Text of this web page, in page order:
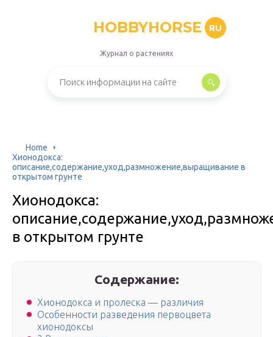
HOBBYHORSE RU
Журнал о растениях
Home
Хионодокса:
описание,содержание,уход,размножение,выращивание в
открытом грунте
Хионодокса:
в открытом грунте
Содержание:
Хионодокса и пролеска — различия
Особенности разведения первоцвета
хионодоксы